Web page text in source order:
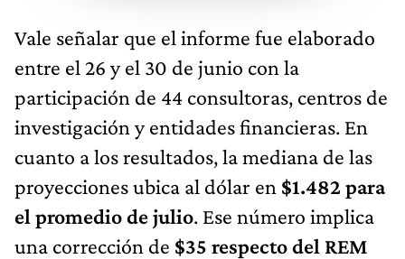
Vale señalar que el informe fue elaborado
entre el 26 y el 30 de junio con la
participación de 44 consultoras, centros de
investigación y entidades financieras. En
cuanto a los resultados, la mediana de las
proyecciones ubica al dólar en $1.482 para
el promedio de julio. Ese número implica
una corrección de $35 respecto del REM